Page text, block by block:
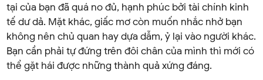
tại của bạn đã quá no đủ, hạnh phúc bởi tài chính kinh
tế dư dả. Mặt khác, giấc mơ còn muốn nhắc nhở bạn
không nên chủ quan hay dựa dẫm, ỷ lại vào người khác.
Bạn cần phải tự đứng trên đôi chân của mình thì mới có
thể gặt hái được những thành quả xứng đáng.